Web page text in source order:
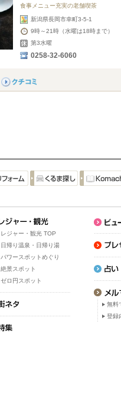
食事メニュー充実の老舗喫茶
新潟県長岡市幸町3-5-1
9時～21時（水曜は18時まで）
第3水曜
0258-32-6060
レジャー・観光 TOP
日帰り温泉・日帰り湯
パワースポットめぐり
絶景スポット
ゼロ円スポット
無料
登録